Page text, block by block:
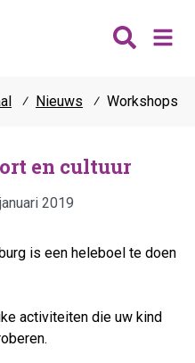
Katwijk
Hillegom
Teylingen
Fit & vitaal
⁄ Nieuws ⁄ Workshops
en cultuur
2019
is een heleboel te doen
activiteiten die uw kind